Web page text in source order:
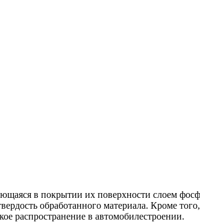
в покрытии их поверхности слоем
обработанного материала. Кроме
распространение в автомобилестроении.